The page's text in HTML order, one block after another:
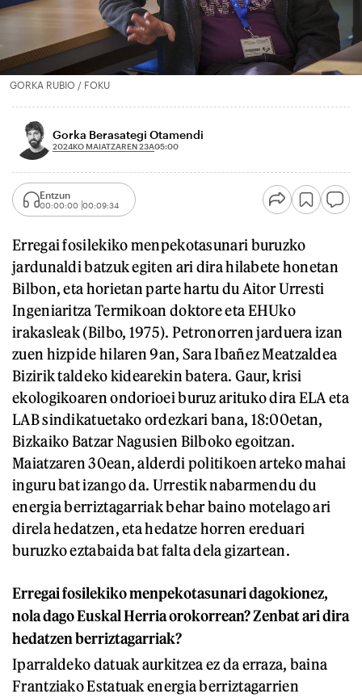
GORKA RUBIO / FOKU
Gorka Berasategi Otamendi
2024KO MAIATZAREN 23A05:00
Entzun
00:00:00 00:09:34
Erregai fosilekiko menpekotasunari buruzko
jardunaldi batzuk egiten ari dira hilabete honetan
Bilbon, eta horietan parte hartu du Aitor Urresti
Ingeniaritza Termikoan doktore eta EHUko
irakasleak (Bilbo, 1975). Petronorren jarduera izan
zuen hizpide hilaren 9an, Sara Ibañez Meatzaldea
Bizirik taldeko kidearekin batera. Gaur, krisi
ekologikoaren ondorioei buruz arituko dira ELA eta
LAB sindikatuetako ordezkari bana, 18:00etan,
Bizkaiko Batzar Nagusien Bilboko egoitzan.
Maiatzaren 30ean, alderdi politikoen arteko mahai
inguru bat izango da. Urrestik nabarmendu du
energia berriztagarriak behar baino motelago ari
direla hedatzen, eta hedatze horren ereduari
buruzko eztabaida bat falta dela gizartean.
Erregai fosilekiko menpekotasunari dagokionez,
nola dago Euskal Herria orokorrean? Zenbat ari dira
hedatzen berriztagarriak?
Iparraldeko datuak aurkitzea ez da erraza, baina
Frantziako Estatuak energia berriztagarrien